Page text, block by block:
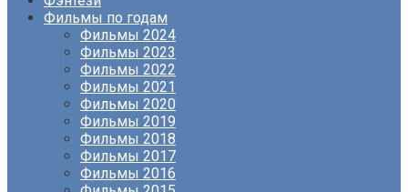
Фильмы по годам
Фильмы 2024
Фильмы 2023
Фильмы 2022
Фильмы 2021
Фильмы 2020
Фильмы 2019
Фильмы 2018
Фильмы 2017
Фильмы 2016